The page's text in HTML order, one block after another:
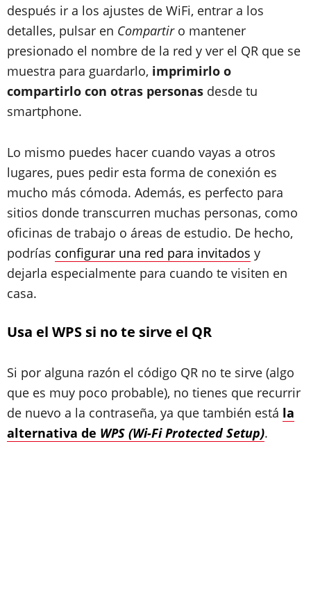
después ir a los ajustes de WiFi, entrar a los
detalles, pulsar en Compartiro mantener
presionado el nombre de la red y ver el QR que se
muestra para guardarlo, imprimirlo o
compartirlo con otras personas desde tu
smartphone.
Lo mismo puedes hacer cuando vayas a otros
lugares, pues pedir esta forma de conexión es
mucho más cómoda. Además, es perfecto para
sitios donde transcurren muchas personas, como
oficinas de trabajo o áreas de estudio. De hecho,
podrías configurar una red para invitados y
dejarla especialmente para cuando te visiten en
casa.
Usa el WPS si no te sirve el QR
Si por alguna razón el código QR no te sirve (algo
que es muy poco probable), no tienes que recurrir
de nuevo a la contraseña, ya que también está la
alternativa de WPS (Wi-Fi Protected Setup).